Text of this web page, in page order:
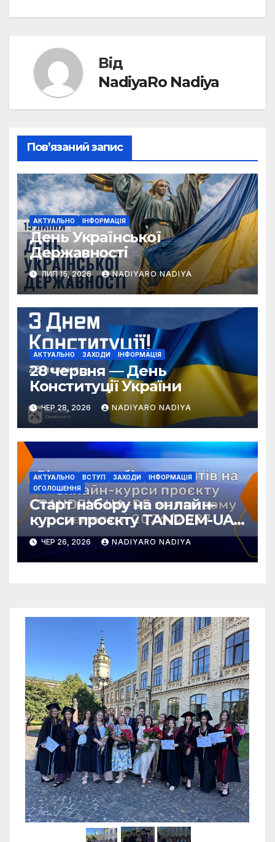
Від
NadiyaRo Nadiya
Пов’язаний запис
АКТУАЛЬНО ІНФОРМАЦІЯ
День Української
Державності
ЛИП 15, 2026 NADIYARO NADIYA
АКТУАЛЬНО ЗАХОДИ ІНФОРМАЦІЯ
28 червня — День
Конституції України
ЧЕР 28, 2026 NADIYARO NADIYA
АКТУАЛЬНО ВСТУП ЗАХОДИ
ІНФОРМАЦІЯ
ОГОЛОШЕННЯ
Старт набору на онлайн-
курси проєкту TANDEM-UA-
DE у зимовому семестрі
2026/2027!
ЧЕР 26, 2026 NADIYARO NADIYA